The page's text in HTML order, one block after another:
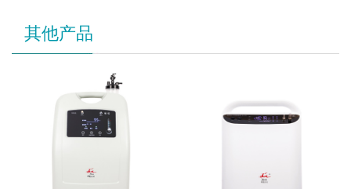
其他产品